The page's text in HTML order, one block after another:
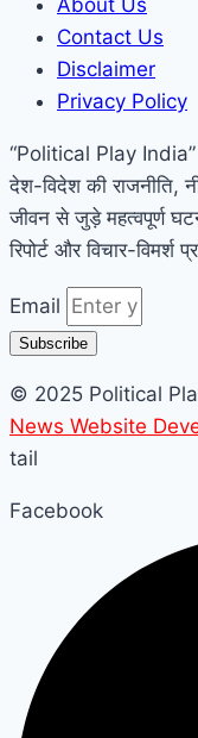
About Us
Contact Us
Disclaimer
Privacy Policy
“Political Play India” में
देश-विदेश की राजनीति,
जीवन से जुड़े महत्वपूर्ण
रिपोर्ट और विचार-विमर्श
Email
Subscribe
© 2025 Political
News Website
tail
Facebook